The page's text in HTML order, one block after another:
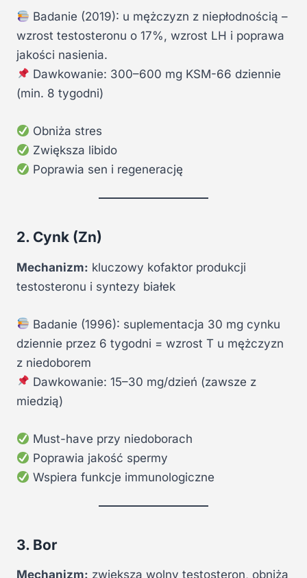
Badanie (2019): u mężczyzn z niepłodnością –
wzrost testosteronu o 17%, wzrost LH i poprawa
jakości nasienia.
Dawkowanie: 300–600 mg KSM-66 dziennie
(min. 8 tygodni)
Obniża stres
Zwiększa libido
Poprawia sen i regenerację
2. Cynk (Zn)
Mechanizm: kluczowy kofaktor produkcji
testosteronu i syntezy białek
Badanie (1996): suplementacja 30 mg cynku
dziennie przez 6 tygodni = wzrost T u mężczyzn
z niedoborem
Dawkowanie: 15–30 mg/dzień (zawsze z
miedzią)
Must-have przy niedoborach
Poprawia jakość spermy
Wspiera funkcje immunologiczne
3. Bor
Mechanizm: zwiększa wolny testosteron, obniża